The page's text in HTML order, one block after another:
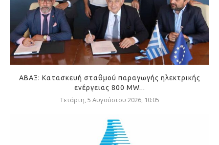
ΑΒΑΞ: Κατασκευή σταθμού παραγωγής ηλεκτρικής
ενέργειας 800 ΜW...
Τετάρτη, 5 Αυγούστου 2026, 10:05